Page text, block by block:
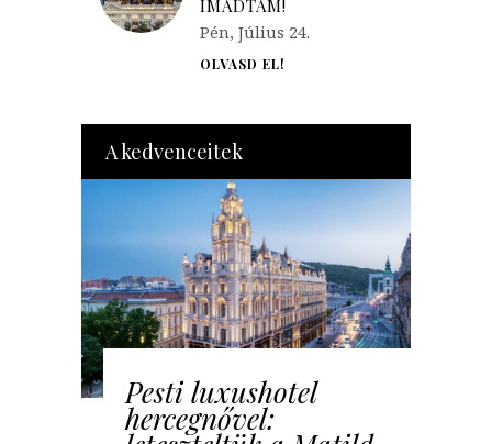
IMÁDTAM!
Pén, Július 24.
OLVASD EL!
A kedvenceitek
Pesti luxushotel
hercegnővel: